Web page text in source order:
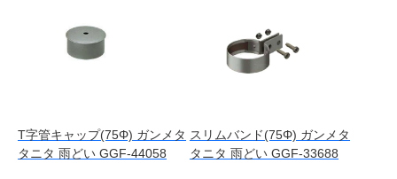
T字管キャップ(75Φ) ガンメタ
タニタ 雨どい GGF-44058
スリムバンド(75Φ) ガンメタ
タニタ 雨どい GGF-33688